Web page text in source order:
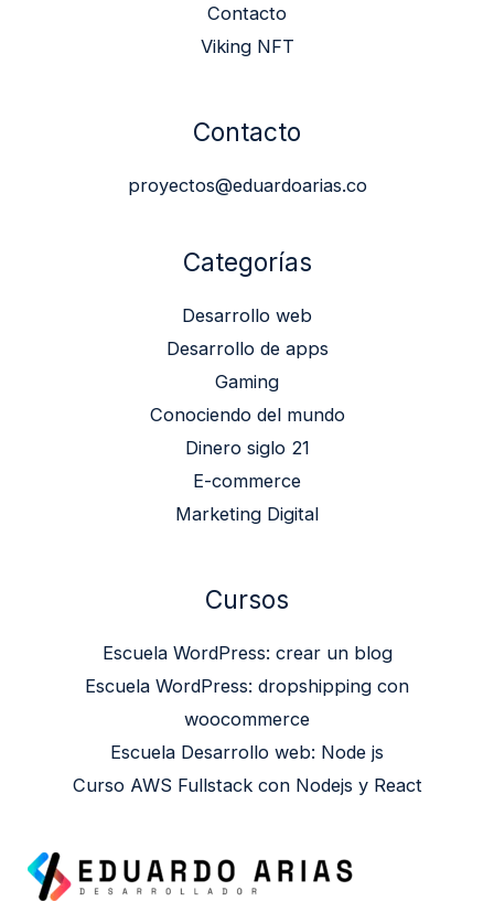
Contacto
Viking NFT
Contacto
proyectos@eduardoarias.co
Categorías
Desarrollo web
Desarrollo de apps
Gaming
Conociendo del mundo
Dinero siglo 21
E-commerce
Marketing Digital
Cursos
Escuela WordPress: crear un blog
Escuela WordPress: dropshipping con
woocommerce
Escuela Desarrollo web: Node js
Curso AWS Fullstack con Nodejs y React